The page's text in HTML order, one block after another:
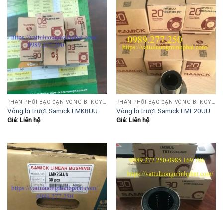
PHÂN PHỐI BẠC ĐẠN VÒNG BI KOYO,NSK,SKF,ASHAHI,JIB,FBJ,SAMICK.....
Vòng bi trượt Samick LMK8UU
Giá: Liên hệ
PHÂN PHỐI BẠC ĐẠN VÒNG BI KOYO,NSK,SKF,ASHAHI,JIB,FBJ,SAMICK.....
Vòng bi trượt Samick LMF20UU
Giá: Liên hệ